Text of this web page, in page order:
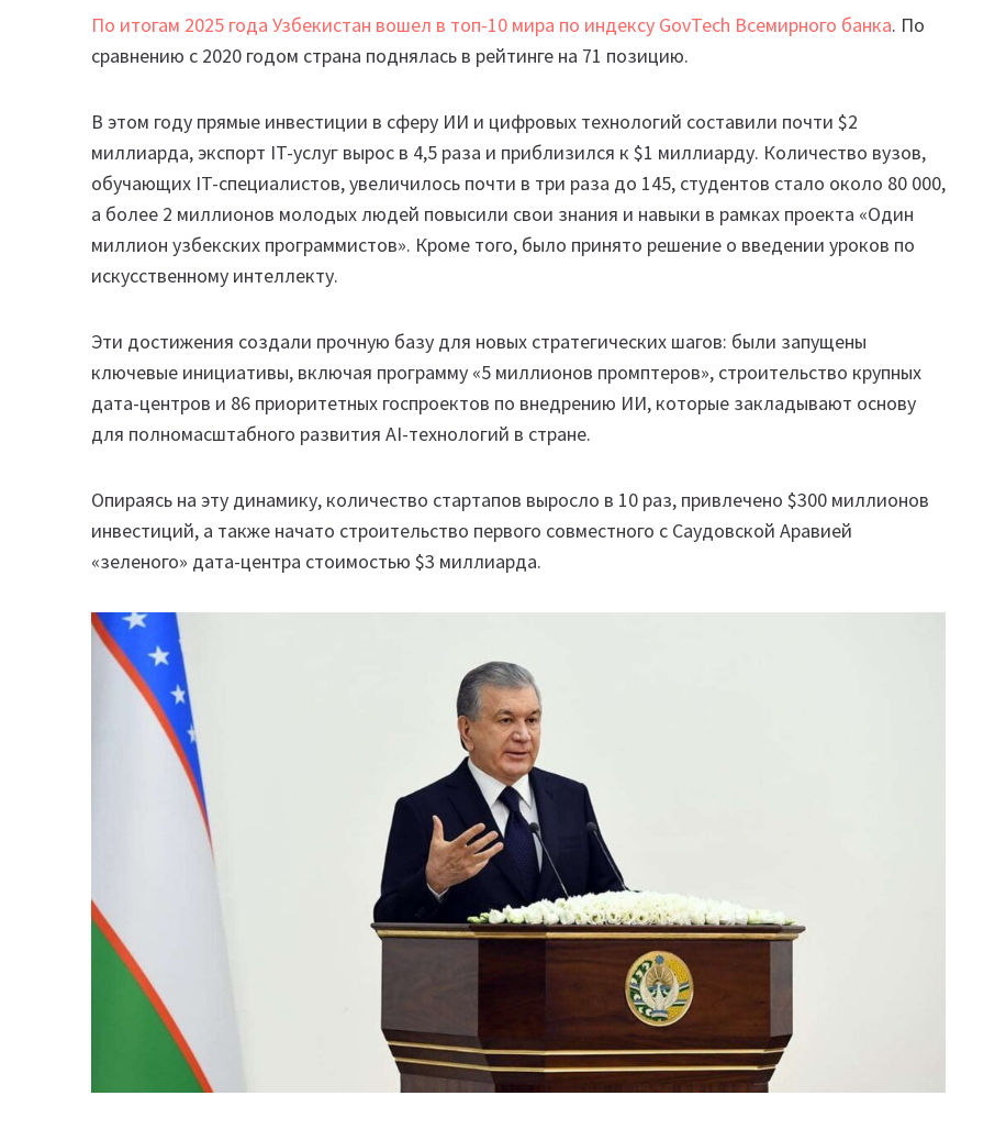
По итогам 2025 года Узбекистан вошел в топ-10 мира по индексу GovTech Всемирного банка. По
сравнению с 2020 годом страна поднялась в рейтинге на 71 позицию.
В этом году прямые инвестиции в сферу ИИ и цифровых технологий составили почти $2
миллиарда, экспорт IT-услуг вырос в 4,5 раза и приблизился к $1 миллиарду. Количество вузов,
обучающих IT-специалистов, увеличилось почти в три раза до 145, студентов стало около 80 000,
а более 2 миллионов молодых людей повысили свои знания и навыки в рамках проекта «Один
миллион узбекских программистов». Кроме того, было принято решение о введении уроков по
искусственному интеллекту.
Эти достижения создали прочную базу для новых стратегических шагов: были запущены
ключевые инициативы, включая программу «5 миллионов промптеров», строительство крупных
дата-центров и 86 приоритетных госпроектов по внедрению ИИ, которые закладывают основу
для полномасштабного развития AI-технологий в стране.
Опираясь на эту динамику, количество стартапов выросло в 10 раз, привлечено $300 миллионов
инвестиций, а также начато строительство первого совместного с Саудовской Аравией
«зеленого» дата-центра стоимостью $3 миллиарда.